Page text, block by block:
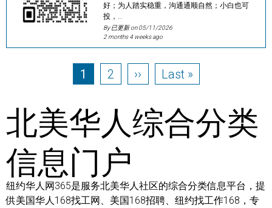
好；为人踏实稳重，沟通通顺自然；小白也可
投，…
By 已更新 on05/11/2026
2 months 4 weeks ago
Pagination Page
1 Page
2 Next page
›› Last page
Last »
北美华人综合分类
信息门户
纽约华人网365是服务北美华人社区的综合分类信息平台，提
供美国华人168找工网、美国168招聘、纽约找工作168，专